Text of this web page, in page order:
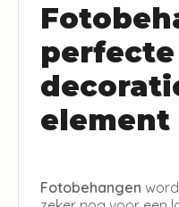
perfecte
element
Fotobehangen